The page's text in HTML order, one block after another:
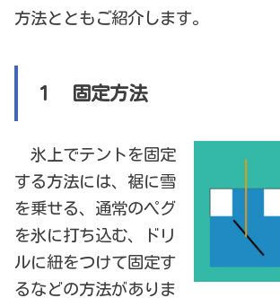
方法とともご紹介します。
１ 固定方法
氷上でテントを固定
する方法には、裾に雪
を乗せる、通常のペグ
を氷に打ち込む、ドリ
ルに紐をつけて固定す
るなどの方法がありま